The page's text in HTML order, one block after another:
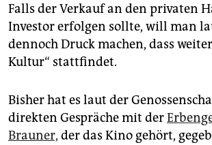
Falls der Verkauf an den privaten
Investor erfolgen sollte, will man
dennoch Druck machen, dass
Kultur“ stattfindet.
Bisher hat es laut der
direkten Gespräche mit der
Brauner, der das Kino gehört,